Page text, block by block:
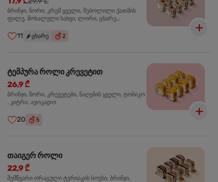
ბრინჯი, ნორი, კრემ ყველი, შებოლილი ქათმის
ფილე, მოხალული ხახვი, ლორი, ცხარე
11 🌶️ ცხარე 2
ტემპურა როლი კრევეტით
26,9 ₾
ბრინჯი, ნორი, კრევეტები, ნაღების ყველი, ტობიკო
, კიტრი, ავოკადო
20 5
თაიგერ როლი
22,9 ₾
შემწვარი ორაგული ტერიაკის სოუსი, ბრინჯი,